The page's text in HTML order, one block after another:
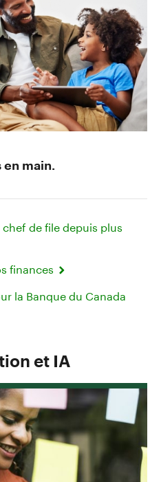
en main.
de file depuis plus
finances
la Banque du Canada
et IA